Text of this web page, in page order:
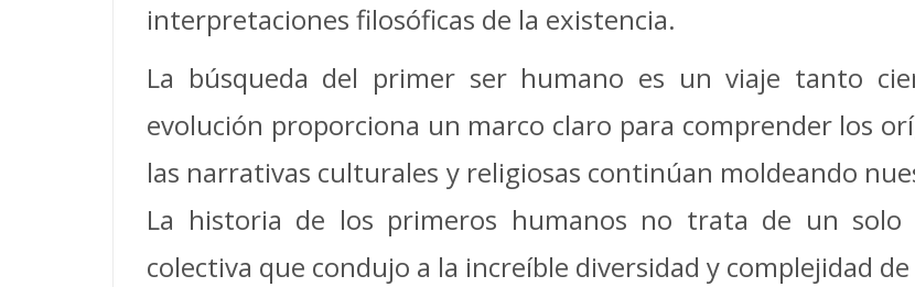
interpretaciones filosóficas de la existencia.
La búsqueda del primer ser humano es un viaje tanto
evolución proporciona un marco claro para comprender los
las narrativas culturales y religiosas continúan moldeando
La historia de los primeros humanos no trata de un solo
colectiva que condujo a la increíble diversidad y complejidad